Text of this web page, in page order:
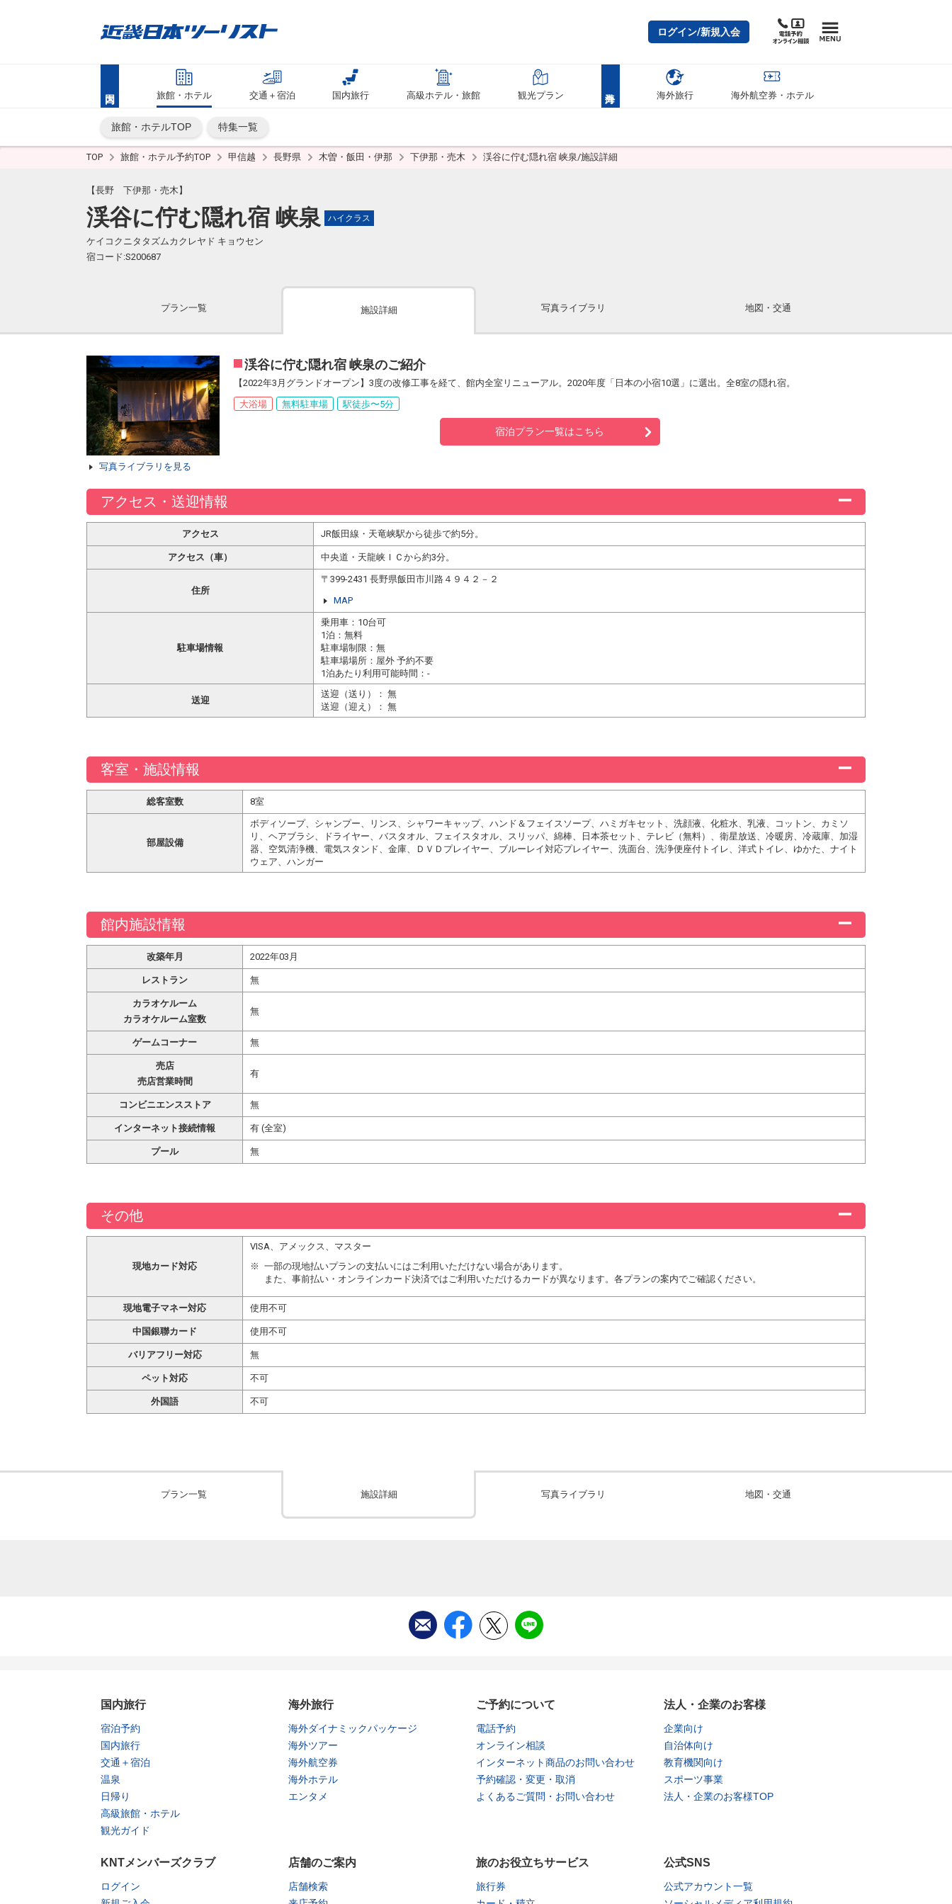
ログイン/新規入会
旅館・ホテル 交通＋宿泊 国内旅行 高級ホテル・旅館 観光プラン 海外旅行 海外航空券・ホテル
旅館・ホテルTOP 特集一覧
TOP 旅館・ホテル予約TOP 甲信越 長野県 木曽・飯田・伊那 下伊那・売木 渓谷に佇む隠れ宿 峡泉/施設詳細
【長野 下伊那・売木】
渓谷に佇む隠れ宿 峡泉 ハイクラス
ケイコクニタタズムカクレヤド キョウセン
宿コード:S200687
プラン一覧 施設詳細 写真ライブラリ 地図・交通
写真ライブラリを見る
渓谷に佇む隠れ宿 峡泉のご紹介
【2022年3月グランドオープン】3度の改修工事を経て、館内全室リニューアル。2020年度「日本の小宿10選」に選出。全8室の隠れ宿。
大浴場
無料駐車場 駅徒歩〜5分
宿泊プラン一覧はこちら
アクセス・送迎情報
アクセス JR飯田線・天竜峡駅から徒歩で約5分。
アクセス（車） 中央道・天龍峡ＩＣから約3分。
住所
〒399-2431 長野県飯田市川路４９４２－２
MAP
駐車場情報
乗用車：10台可
1泊：無料
駐車場制限：無
駐車場場所：屋外 予約不要
1泊あたり利用可能時間：-
送迎
送迎（送り）： 無
送迎（迎え）： 無
客室・施設情報
総客室数 8室
部屋設備
ボディソープ、シャンプー、リンス、シャワーキャップ、ハンド＆フェイスソープ、ハミガキセット、洗顔液、化粧水、乳液、コットン、カミソ
リ、ヘアブラシ、ドライヤー、バスタオル、フェイスタオル、スリッパ、綿棒、日本茶セット、テレビ（無料）、衛星放送、冷暖房、冷蔵庫、加湿
器、空気清浄機、電気スタンド、金庫、ＤＶＤプレイヤー、ブルーレイ対応プレイヤー、洗面台、洗浄便座付トイレ、洋式トイレ、ゆかた、ナイト
ウェア、ハンガー
館内施設情報
改築年月 2022年03月
レストラン 無
カラオケルーム
カラオケルーム室数
無
ゲームコーナー 無
売店
売店営業時間
有
コンビニエンスストア 無
インターネット接続情報 有 (全室)
プール 無
その他
現地カード対応
VISA、アメックス、マスター
一部の現地払いプランの支払いにはご利用いただけない場合があります。
また、事前払い・オンラインカード決済ではご利用いただけるカードが異なります。各プランの案内でご確認ください。
現地電子マネー対応 使用不可
中国銀聯カード 使用不可
バリアフリー対応 無
ペット対応 不可
外国語 不可
プラン一覧 施設詳細 写真ライブラリ 地図・交通
国内旅行
宿泊予約
国内旅行
交通＋宿泊
温泉
日帰り
高級旅館・ホテル
観光ガイド
海外旅行
海外ダイナミックパッケージ
海外ツアー
海外航空券
海外ホテル
エンタメ
ご予約について
電話予約
オンライン相談
インターネット商品のお問い合わせ
予約確認・変更・取消
よくあるご質問・お問い合わせ
法人・企業のお客様
企業向け
自治体向け
教育機関向け
スポーツ事業
法人・企業のお客様TOP
KNTメンバーズクラブ
ログイン
店舗のご案内
店舗検索
旅のお役立ちサービス
旅行券
公式SNS
公式アカウント一覧